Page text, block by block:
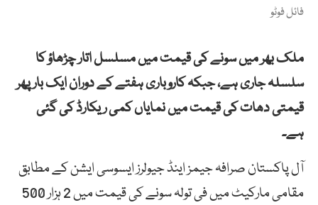
فائل فوٹو
ملک بھر میں سونے کی قیمت میں مسلسل اتار چڑھاؤ کا
سلسلہ جاری ہے، جبکہ کاروباری ہفتے کے دوران ایک بار پھر
قیمتی دھات کی قیمت میں نمایاں کمی ریکارڈ کی گئی
ہے۔
آل پاکستان صرافہ جیمز اینڈ جیولرز ایسوسی ایشن کے مطابق
مقامی مارکیٹ میں فی تولہ سونے کی قیمت میں 2 ہزار 500